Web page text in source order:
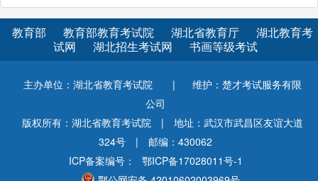
教育部 教育部教育考试院 湖北省教育厅
湖北教育考
试网
湖北招生考试网 书画等级考试
主办单位：湖北省教育考试院 |
维护：楚才考试服务有限
公司
版权所有：湖北省教育考试院
|
地址：武汉市武昌区友谊大道
324号
|
邮编：430062
ICP备案编号：
鄂ICP备17028011号-1